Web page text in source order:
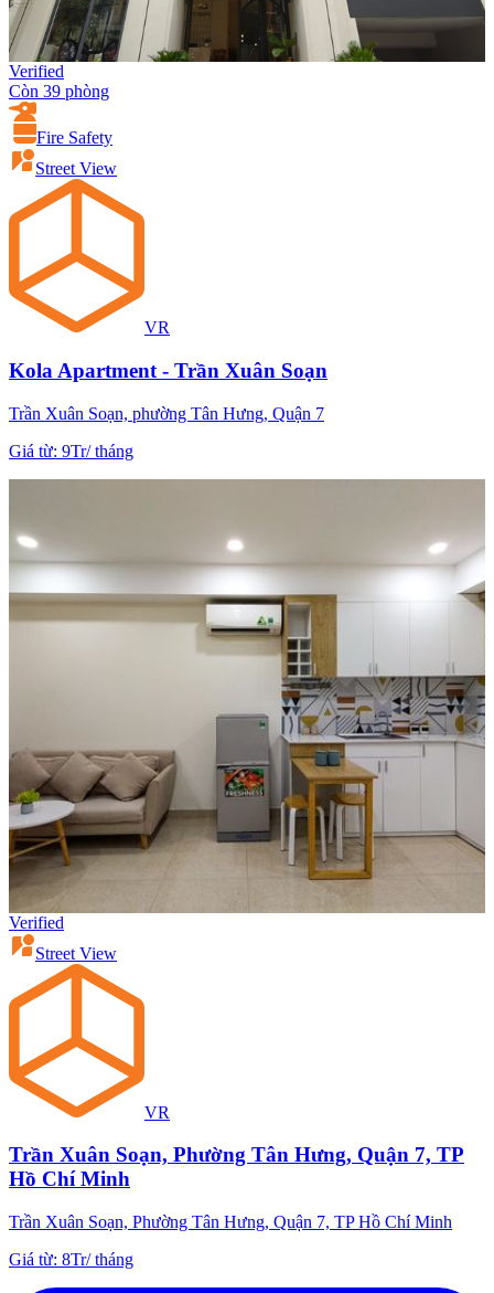
Verified
Còn 39 phòng
Fire Safety
Street View
VR
Kola Apartment - Trần Xuân Soạn
Trần Xuân Soạn, phường Tân Hưng, Quận 7
Giá từ: 9Tr/tháng
Verified
Street View
VR
Trần Xuân Soạn, Phường Tân Hưng, Quận 7, TP
Hồ Chí Minh
Trần Xuân Soạn, Phường Tân Hưng, Quận 7, TP Hồ Chí Minh
Giá từ: 8Tr/tháng